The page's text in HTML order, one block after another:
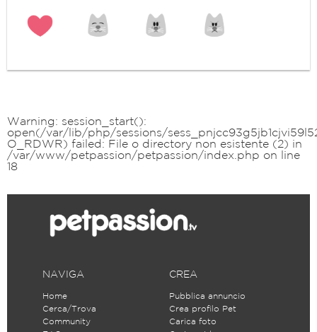
Warning : session_start():
open(/var/lib/php/sessions/
O_RDWR) failed: File o directory non esistente (2) in
/var/www/petpassion/petpassion/index.php on line
18
NAVIGA
Home
Cerca/Trova
Community
CREA
Pubblica annuncio
Crea profilo Pet
Carica foto